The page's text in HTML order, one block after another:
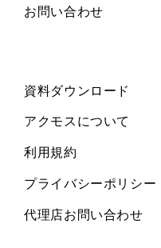
お問い合わせ
資料ダウンロード
アクモスについて
利用規約
プライバシーポリシー
代理店お問い合わせ